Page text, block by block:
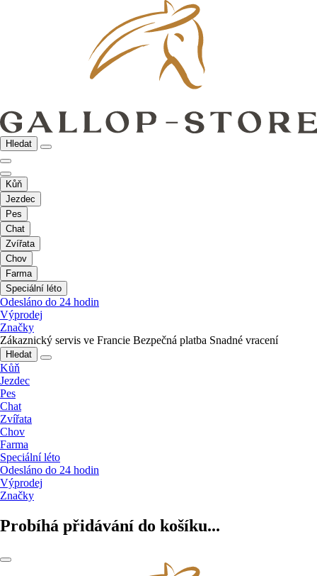
Hledat
Kůň
Jezdec
Pes
Chat
Zvířata
Chov
Farma
Speciální léto
Odesláno do 24 hodin
Výprodej
Značky
Zákaznický servis ve Francie Bezpečná platba Snadné vracení
Hledat
Kůň
Jezdec
Pes
Chat
Zvířata
Chov
Farma
Speciální léto
Odesláno do 24 hodin
Výprodej
Značky
Probíhá přidávání do košíku...